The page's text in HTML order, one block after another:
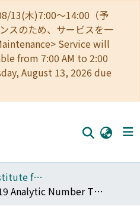
13(木)7:00～14:00（予
スのため、サービスを一
Service will
from 7:00 AM to 2:00
August 13, 2026 due
400_Research Institute for Mathematical Sciences
1219 Analytic Number Theory --- Expectations for the 21st Century